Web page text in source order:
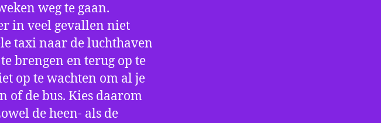
weg te gaan.
in veel gevallen niet
taxi naar de luchthaven
brengen en terug op te
op te wachten om al je
of de bus. Kies daarom
de heen- als de